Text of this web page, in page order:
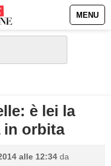
MENU
è lei la
in orbita
alle 12:34 da